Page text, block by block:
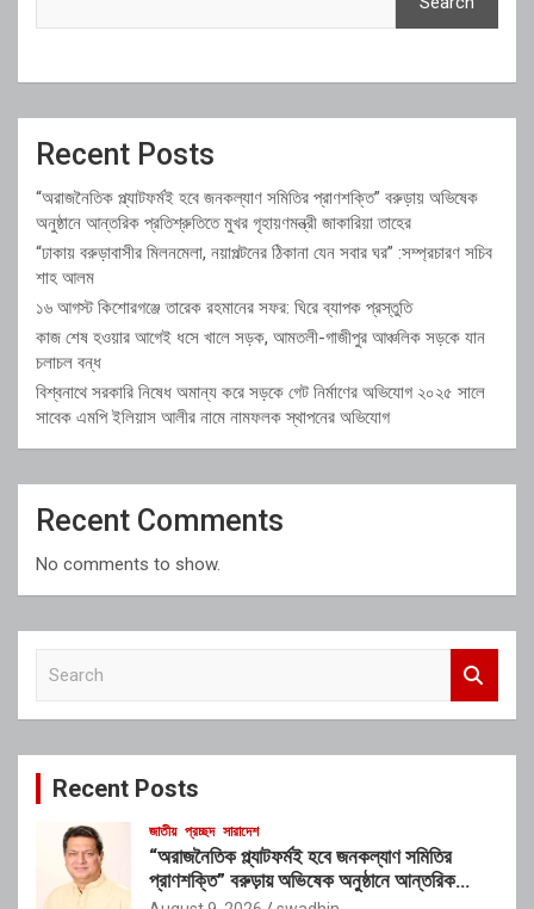
Recent Posts
“অরাজনৈতিক প্ল্যাটফর্মই হবে জনকল্যাণ সমিতির প্রাণশক্তি” বরুড়ায় অভিষেক
অনুষ্ঠানে আন্তরিক প্রতিশ্রুতিতে মুখর গৃহায়ণমন্ত্রী জাকারিয়া তাহের
“ঢাকায় বরুড়াবাসীর মিলনমেলা, নয়াপল্টনের ঠিকানা যেন সবার ঘর” :সম্প্রচারণ সচিব
শাহ আলম
১৬ আগস্ট কিশোরগঞ্জে তারেক রহমানের সফর: ঘিরে ব্যাপক প্রস্তুতি
কাজ শেষ হওয়ার আগেই ধসে খালে সড়ক, আমতলী-গাজীপুর আঞ্চলিক সড়কে যান
চলাচল বন্ধ
বিশ্বনাথে সরকারি নিষেধ অমান্য করে সড়কে গেট নির্মাণের অভিযোগ ২০২৫ সালে
সাবেক এমপি ইলিয়াস আলীর নামে নামফলক স্থাপনের অভিযোগ
Recent Comments
No comments to show.
c
Recent Posts
জাতীয় প্রচ্ছদ সারাদেশ
“অরাজনৈতিক প্ল্যাটফর্মই হবে জনকল্যাণ সমিতির
প্রাণশক্তি” বরুড়ায় অভিষেক অনুষ্ঠানে আন্তরিক
প্রতিশ্রুতিতে মুখর গৃহায়ণমন্ত্রী জাকারিয়া তাহের